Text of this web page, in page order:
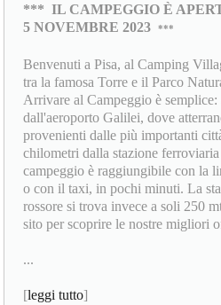
*** IL CAMPEGGIO È
5 NOVEMBRE 2023
***
Benvenuti a Pisa, al Camping
tra la famosa Torre e il Parco
Arrivare al Campeggio è
dall'aeroporto Galilei, dove
provenienti dalle più importanti
chilometri dalla stazione
campeggio è raggiungibile con la
o con il taxi, in pochi minuti. La
rossore si trova invece a soli 250
sito per scoprire le nostre migliori
...
[leggi tutto]